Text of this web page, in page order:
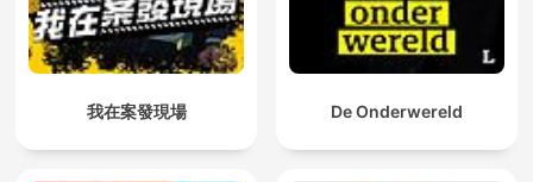
我在案發現場 De Onderwereld